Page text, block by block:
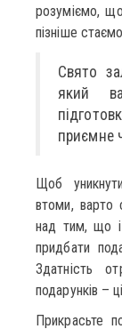
розуміємо,
пізніше
Свято
який
приємне
Щоб
втоми, варто
над тим, що
придбати
Здатність
подарунків –
Прикрасьте